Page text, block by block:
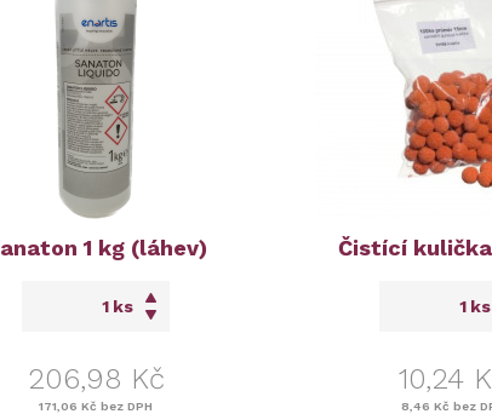
1 kg (láhev)
ks
206,98 Kč
171,06 Kč bez DPH
Čistící kulička
ks
10,24
8,46 Kč bez